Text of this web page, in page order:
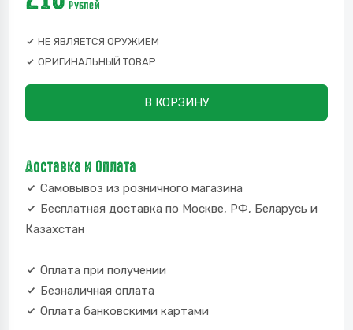
Рублей
НЕ ЯВЛЯЕТСЯ ОРУЖИЕМ
ОРИГИНАЛЬНЫЙ ТОВАР
В КОРЗИНУ
Доставка и Оплата
Самовывоз из розничного магазина
Бесплатная доставка по Москве, РФ, Беларусь и
Казахстан
Оплата при получении
Безналичная оплата
Оплата банковскими картами